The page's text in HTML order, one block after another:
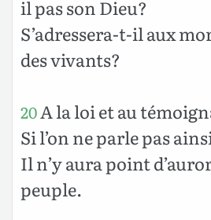
il pas son Dieu?
S’adressera-t-il aux
des vivants?
20A la loi et au
Si l’on ne parle pas
Il n’y aura point
peuple.